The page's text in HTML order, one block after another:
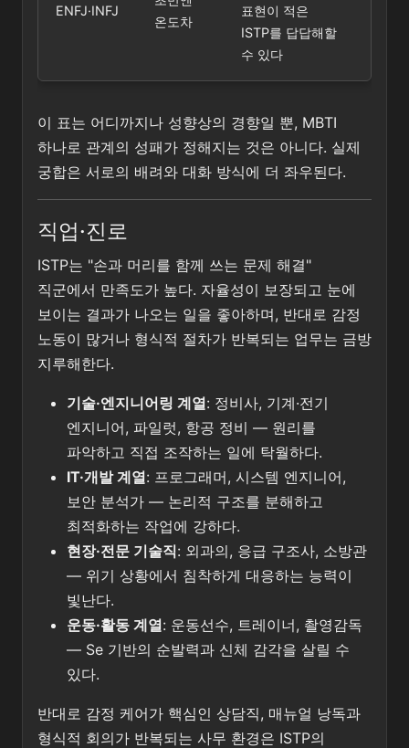
ENFJ·INFJ
온도차
표현이 적은
ISTP를 답답해할
수 있다
이 표는 어디까지나 성향상의 경향일 뿐, MBTI
하나로 관계의 성패가 정해지는 것은 아니다. 실제
궁합은 서로의 배려와 대화 방식에 더 좌우된다.
직업·진로
ISTP는 "손과 머리를 함께 쓰는 문제 해결"
직군에서 만족도가 높다. 자율성이 보장되고 눈에
보이는 결과가 나오는 일을 좋아하며, 반대로 감정
노동이 많거나 형식적 절차가 반복되는 업무는 금방
지루해한다.
기술·엔지니어링 계열: 정비사, 기계·전기
엔지니어, 파일럿, 항공 정비 — 원리를
파악하고 직접 조작하는 일에 탁월하다.
IT·개발 계열: 프로그래머, 시스템 엔지니어,
보안 분석가 — 논리적 구조를 분해하고
최적화하는 작업에 강하다.
현장·전문 기술직: 외과의, 응급 구조사, 소방관
— 위기 상황에서 침착하게 대응하는 능력이
빛난다.
운동·활동 계열: 운동선수, 트레이너, 촬영감독
— Se 기반의 순발력과 신체 감각을 살릴 수
있다.
반대로 감정 케어가 핵심인 상담직, 매뉴얼 낭독과
형식적 회의가 반복되는 사무 환경은 ISTP의